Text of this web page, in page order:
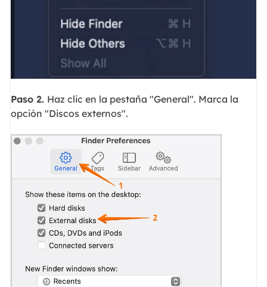
Paso 2. Haz clic en la pestaña "General". Marca la
opción "Discos externos".